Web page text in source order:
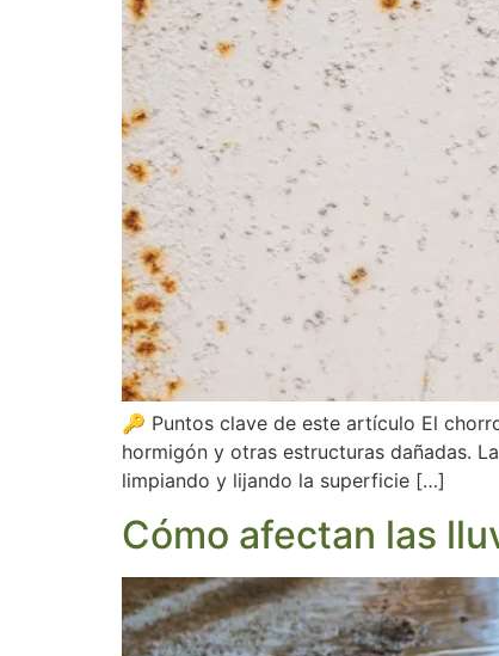
🔑 Puntos clave de este artículo El
hormigón y otras estructuras dañadas.
limpiando y lijando la superficie […]
Cómo afectan las